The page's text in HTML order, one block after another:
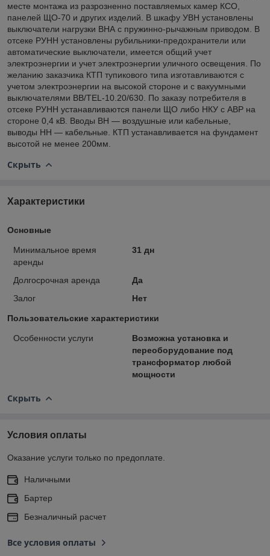
месте монтажа из разрозненно поставляемых камер КСО,
панелей ЩО-70 и других изделий. В шкафу УВН установлены
выключатели нагрузки ВНА с пружинно-рычажным приводом. В
отсеке РУНН установлены рубильники-предохранители или
автоматические выключатели, имеется общий учет
электроэнергии и учет электроэнергии уличного освещения. По
желанию заказчика КТП тупикового типа изготавливаются с
учетом электроэнергии на высокой стороне и с вакуумными
выключателями ВВ/TEL-10.20/630. По заказу потребителя в
отсеке РУНН устанавливаются панели ЩО либо НКУ c АВР на
стороне 0,4 кВ. Вводы ВН ― воздушные или кабельные,
выводы НН ― кабельные. КТП устанавливается на фундамент
высотой не менее 200мм.
Скрыть
Характеристики
Основные
Минимальное время
аренды
31 дн
Долгосрочная аренда
Да
Залог
Нет
Пользовательские характеристики
Особенности услуги
Возможна установка и
переоборудование под
трансформатор любой
мощности
Скрыть
Условия оплаты
Оказание услуги только по предоплате.
Наличными
Бартер
Безналичный расчет
Все условия оплаты